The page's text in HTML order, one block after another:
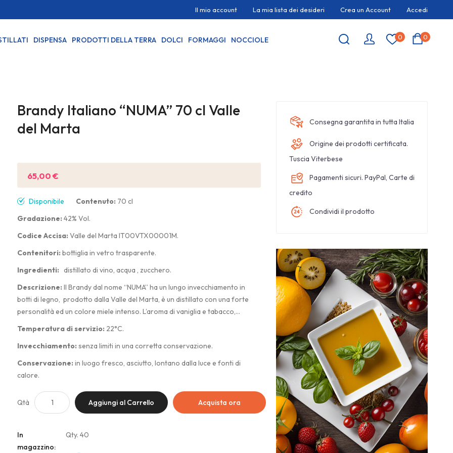
Il mio account La mia lista dei desideri Crea un Account Accedi
DISPENSA PRODOTTI DELLA TERRA DOLCI FORMAGGI NOCCIOLE 0 0
Brandy Italiano “NUMA” 70 cl Valle
del Marta
65,00 €
Disponibile Contenuto: 70 cl
Gradazione: 42% Vol.
Codice Accisa: Valle del Marta IT00VTX00001M.
Contenitori: bottiglia in vetro trasparente.
Ingredienti: distillato di vino, acqua , zucchero.
Descrizione:Il Brandy dal nome “NUMA” ha un lungo invecchiamento in
botti di legno, prodotto dalla Valle del Marta, è un distillato con una forte
personalità ed un colore miele intenso. L’aroma di vaniglia e tabacco,
contraddistingue il sapore. In bocca è caldo e vellutato, con un retrogusto
morbido e persistente.
Temperatura di servizio: 22°C.
Invecchiamento: senza limiti in una corretta conservazione.
Conservazione: in luogo fresco, asciutto, lontano dalla luce e fonti di
calore.
Qtà Aggiungi al Carrello Acquista ora
In
magazzino:
Qty. 40
Consegna garantita in tutta Italia
Origine dei prodotti certificata.
Tuscia Viterbese
Pagamenti sicuri. PayPal, Carte di
credito
Condividi il prodotto